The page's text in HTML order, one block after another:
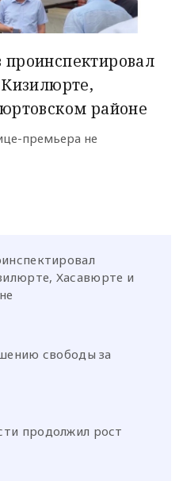
районе
премьера не
Хасавюрте и
свободы за
продолжил рост